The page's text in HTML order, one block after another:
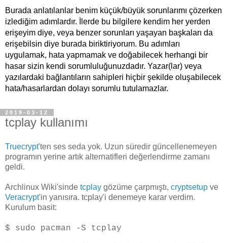
Burada anlatılanlar benim küçük/büyük sorunlarımı çözerken
izlediğim adımlardır. İlerde bu bilgilere kendim her yerden
erişeyim diye, veya benzer sorunları yaşayan başkaları da
erişebilsin diye burada biriktiriyorum. Bu adımları
uygulamak, hata yapmamak ve doğabilecek herhangi bir
hasar sizin kendi sorumluluğunuzdadır. Yazar(lar) veya
yazılardaki bağlantıların sahipleri hiçbir şekilde oluşabilecek
hata/hasarlardan dolayı sorumlu tutulamazlar.
2019-03-12
tcplay kullanımı
Truecrypt'ten ses seda yok. Uzun süredir güncellenemeyen
programın yerine artık alternatifleri değerlendirme zamanı
geldi.
Archlinux Wiki'sinde tcplay gözüme çarpmıştı, cryptsetup ve
Veracrypt'in yanısıra. tcplay'i denemeye karar verdim.
Kurulum basit:
$ sudo pacman -S tcplay